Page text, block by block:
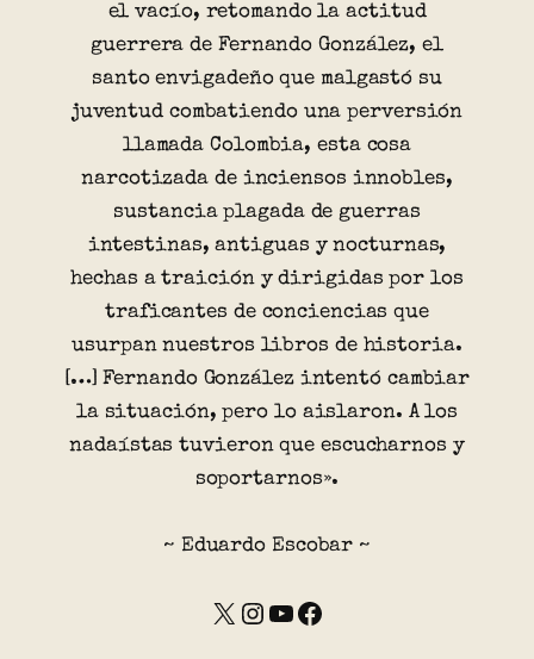
el vacío, retomando la actitud
guerrera de Fernando González, el
santo envigadeño que malgastó su
juventud combatiendo una perversión
llamada Colombia, esta cosa
narcotizada de inciensos innobles,
sustancia plagada de guerras
intestinas, antiguas y nocturnas,
hechas a traición y dirigidas por los
traficantes de conciencias que
usurpan nuestros libros de historia.
[…] Fernando González intentó cambiar
la situación, pero lo aislaron. A los
nadaístas tuvieron que escucharnos y
soportarnos».
~ Eduardo Escobar ~
X Instagram YouTube Facebook